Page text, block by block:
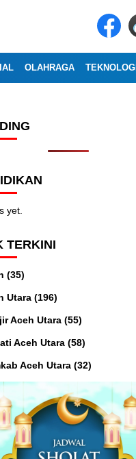
OLAHRAGA TEKNOLOGI
yet.
TERKINI
(35)
Utara (196)
Aceh Utara (55)
Aceh Utara (58)
Aceh Utara (32)